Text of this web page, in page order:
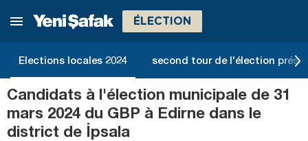
ÉLECTION
Elections locales 2024 second tour de l'élection
Candidats à l'élection municipale de 31
mars 2024 du GBP à Edirne dans le
district de İpsala
Bolu
Bursa
Çanakkale
Çankırı